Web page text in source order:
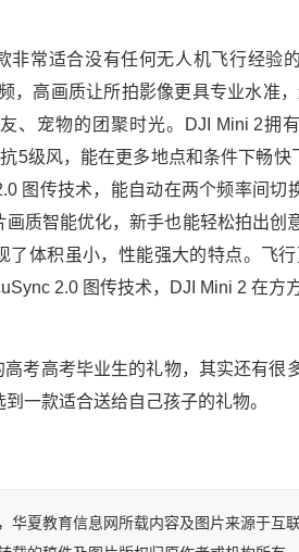
非常适合没有任何无人机飞行经验
，高画质让所拍影像更具专业水准
、宠物的团聚时光。DJI Mini 2拥
5级风，能在更多地点和条件下畅
图传技术，能自动在两个频率间
画质智能优化，新手也能轻松拍出创
了体积虽小，性能强大的特点。飞
2.0 图传技术，DJI Mini 2 在
考高考毕业生的礼物，其实还有很
一款适合送给自己孩子的礼物。
华夏教育信息网所载内容及图片来源于互